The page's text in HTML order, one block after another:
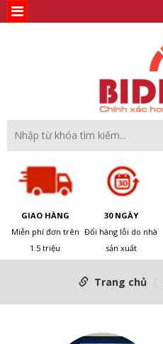
GIAO HÀNG
Miễn phí đơn trên
1.5 triệu
30 NGÀY
Đổi hàng lỗi do nhà
sản xuất
Trang chủ